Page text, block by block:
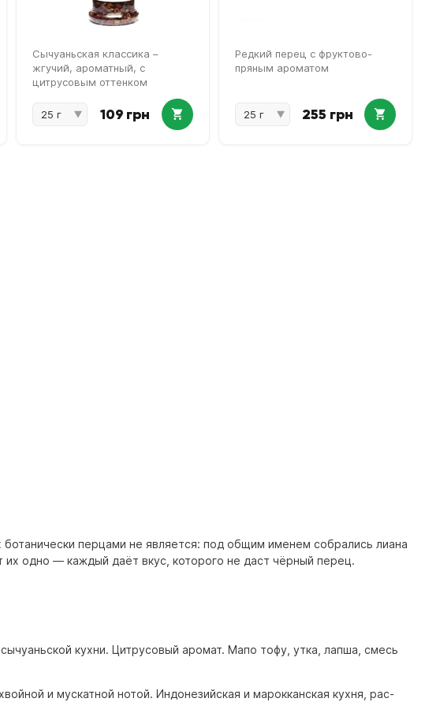
Сычуаньская классика –
жгучий, ароматный, с
цитрусовым оттенком
109 грн
Редкий перец с фруктово-
пряным ароматом
255 грн
перцами не является: под общим именем собрались лиана
их одно — каждый даёт вкус, которого не даст чёрный перец.
кухни. Цитрусовый аромат. Мапо тофу, утка, лапша, смесь
и мускатной нотой. Индонезийская и марокканская кухня, рас-